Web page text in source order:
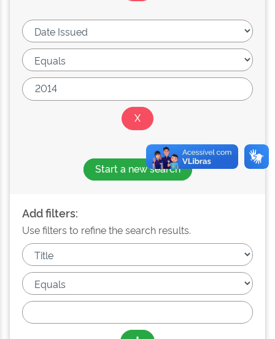
Start a new search
Add filters:
Use filters to refine the search results.